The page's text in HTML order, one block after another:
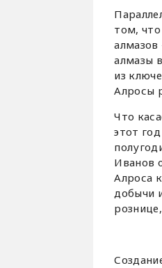
том,
алмазов
алмазы
из
Алросы
Что
этот
Иванов
Алроса
добычи